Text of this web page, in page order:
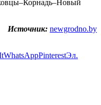
Источник: newgrodno.by
WhatsAppPinterestЭл.